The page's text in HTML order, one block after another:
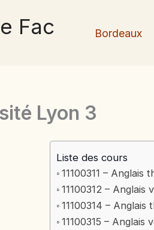
Fac Bordeaux
Lyon 3
Liste des cours
11100311 – Anglais
11100312 – Anglais
11100314 – Anglais
11100315 – Anglais